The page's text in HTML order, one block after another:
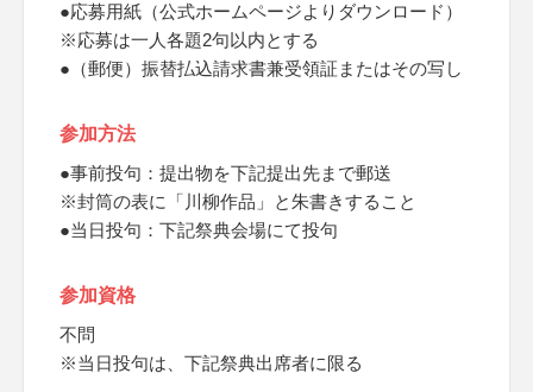
●応募用紙（公式ホームページよりダウンロード）
※応募は一人各題2句以内とする
●（郵便）振替払込請求書兼受領証またはその写し
参加方法
●事前投句：提出物を下記提出先まで郵送
※封筒の表に「川柳作品」と朱書きすること
●当日投句：下記祭典会場にて投句
参加資格
不問
※当日投句は、下記祭典出席者に限る